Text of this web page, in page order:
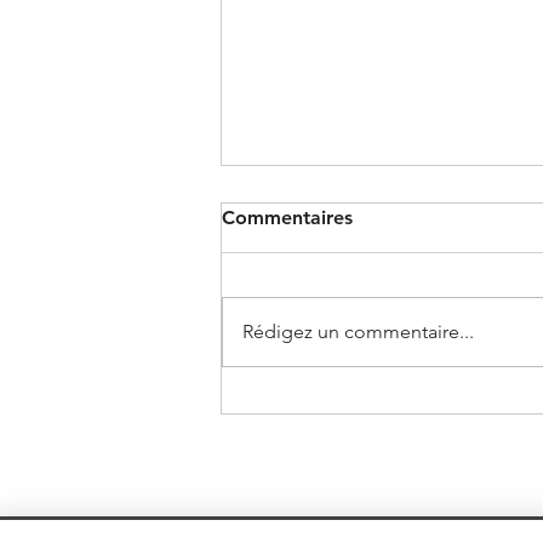
Commentaires
Rédigez un commentaire...